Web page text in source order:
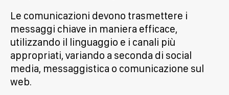
Le comunicazioni devono trasmettere i
messaggi chiave in maniera efficace,
utilizzando il linguaggio e i canali più
appropriati, variando a seconda di social
media, messaggistica o comunicazione sul
web.